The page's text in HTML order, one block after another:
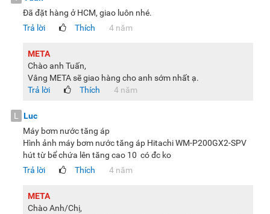
Đã đặt hàng ở HCM, giao luôn nhé.
Trả lời
Thích 4 năm
META
Chào anh Tuấn,
Vâng META sẽ giao hàng cho anh sớm nhất ạ.
Trả lời
Thích 4 năm
L
Luc
Máy bơm nước tăng áp
Hình ảnh máy bơm nước tăng áp Hitachi WM-P200GX2-SPV
hút từ bể chứa lên tăng cao 10 có đc ko
Trả lời
Thích 4 năm
META
Chào Anh/Chị,